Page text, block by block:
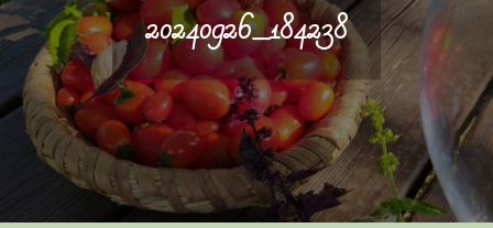
20240926_184238